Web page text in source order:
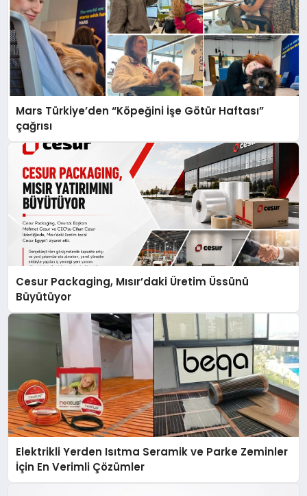
Mars Türkiye’den “Köpeğini İşe Götür Haftası”
çağrısı
Cesur Packaging, Mısır’daki Üretim Üssünü
Büyütüyor
Elektrikli Yerden Isıtma Seramik ve Parke Zeminler
İçin En Verimli Çözümler